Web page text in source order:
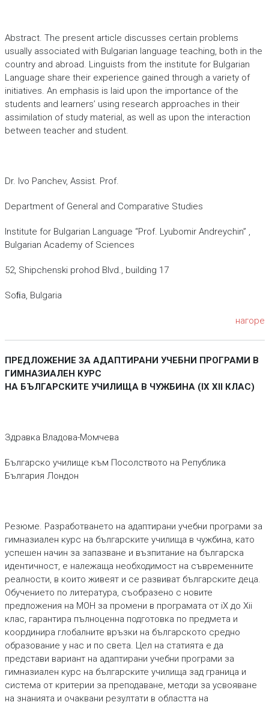
Abstract. The present article discusses certain problems
usually associated with Bulgarian language teaching, both in the
country and abroad. Linguists from the institute for Bulgarian
Language share their experience gained through a variety of
initiatives. An emphasis is laid upon the importance of the
students and learners’ using research approaches in their
assimilation of study material, as well as upon the interaction
between teacher and student.
Dr. Ivo Panchev, Assist. Prof.
Department of General and Comparative Studies
Institute for Bulgarian Language “Prof. Lyubomir Andreychin” ,
Bulgarian Academy of Sciences
52, Shipchenski prohod Blvd., building 17
Soﬁa, Bulgaria
нагоре
ПРЕДЛОЖЕНИЕ ЗА АДАПТИРАНИ УЧЕБНИ ПРОГРАМИ В
ГИМНАЗИАЛЕН КУРС
НА БЪЛГАРСКИТЕ УЧИЛИЩА В ЧУЖБИНА (IX XII КЛАС)
Здравка Владова-Момчева
Българско училище към Посолството на Рeпублика
България Лондон
Pезюме. Разработването на адаптирани учебни програми за
гимназиален курс на българските училища в чужбина, като
успешен начин за запазване и възпитание на българска
идентичност, е належаща необходимост на съвременните
реалности, в които живеят и се развиват българските деца.
Обучението по литература, съобразено с новите
предложения на МОН за промени в програмата от iX до Xii
клас, гарантира пълноценна подготовка по предмета и
координира глобалните връзки на българското средно
образование у нас и по света. Цел на статията е да
представи вариант на адаптирани учебни програми за
гимназиален курс на българските училища зад граница и
система от критерии за преподаване, методи за усвояване
на знанията и очаквани резултати в областта на